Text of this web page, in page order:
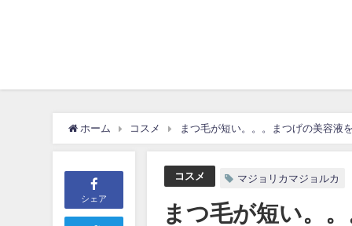
ホーム コスメ まつ毛が短い。。。まつげの美容液
シェア
コスメ マジョリカマジョルカ
まつ毛が短い。